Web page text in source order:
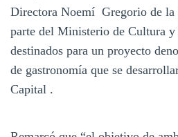
Directora Noemí Gregorio de la
parte del Ministerio de Cultura y
destinados para un proyecto
de gastronomía que se
Capital .